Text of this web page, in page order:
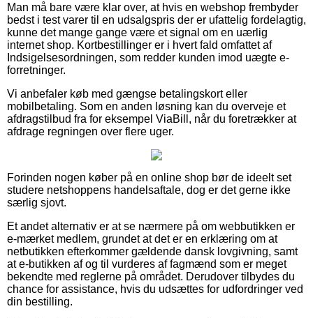
Man må bare være klar over, at hvis en webshop frembyder
bedst i test varer til en udsalgspris der er ufattelig fordelagtig,
kunne det mange gange være et signal om en uærlig
internet shop. Kortbestillinger er i hvert fald omfattet af
Indsigelsesordningen, som redder kunden imod uægte e-
forretninger.
Vi anbefaler køb med gængse betalingskort eller
mobilbetaling. Som en anden løsning kan du overveje et
afdragstilbud fra for eksempel ViaBill, når du foretrækker at
afdrage regningen over flere uger.
Forinden nogen køber på en online shop bør de ideelt set
studere netshoppens handelsaftale, dog er det gerne ikke
særlig sjovt.
Et andet alternativ er at se nærmere på om webbutikken er
e-mærket medlem, grundet at det er en erklæring om at
netbutikken efterkommer gældende dansk lovgivning, samt
at e-butikken af og til vurderes af fagmænd som er meget
bekendte med reglerne på området. Derudover tilbydes du
chance for assistance, hvis du udsættes for udfordringer ved
din bestilling.